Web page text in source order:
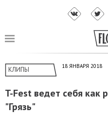
КЛИПЫ 18 ЯНВАРЯ 2018
T-Fest ведет себя как
"Грязь"